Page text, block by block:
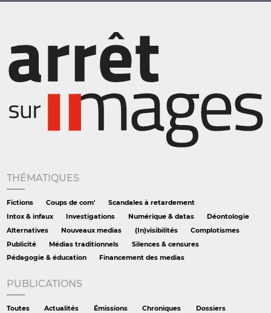
THÉMATIQUES
Fictions Coups de com'
Scandales à retardement
Intox & infaux
Investigations Numérique & datas
Déontologie
Alternatives
Nouveaux medias (In)visibilités
Complotismes
Publicité
Médias traditionnels
Silences & censures
Pédagogie & éducation
Financement des medias
PUBLICATIONS
Toutes Actualités Émissions Chroniques
Dossiers